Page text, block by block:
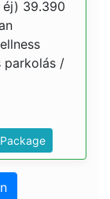
éj) 39.390
parkolás /